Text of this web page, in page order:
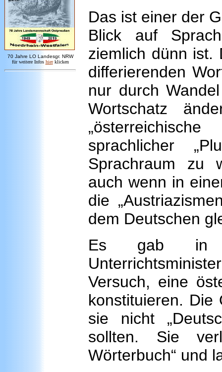
70 Jahre LO Landesgr. NRW
für weitere Infos hier klicken
Das ist einer der
Blick auf
ziemlich dünn ist.
differierenden
nur durch
Wortschatz
sprachlicher
Sprachraum zu
auch wenn in
die
dem Deutschen
Es gab in
Versuch, eine
konstituieren. Die
sie nicht
sollten. Sie
Wörterbuch“ und